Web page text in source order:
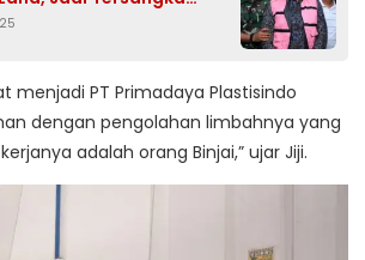
menjadi PT Primadaya Plastisindo
dengan pengolahan limbahnya yang
adalah orang Binjai,” ujar Jiji.